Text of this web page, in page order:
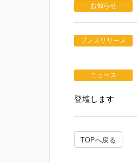
お知らせ
プレスリリース
ニュース
登壇します
TOPへ戻る